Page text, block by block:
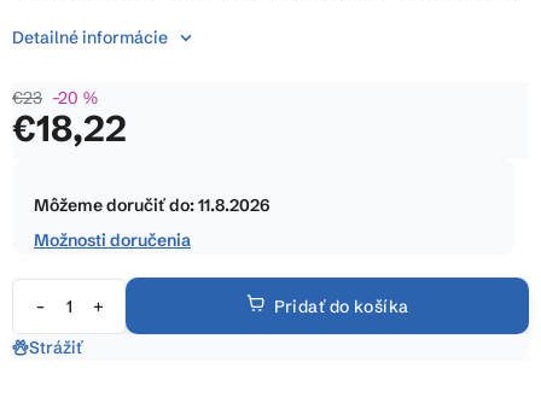
produktu
0,0
z
€23 –20 %
€18,22
cena:
Môžeme doručiť do:11.8.2026
Možnosti doručenia
Pridať do košíka
Detailné informácie
Strážiť